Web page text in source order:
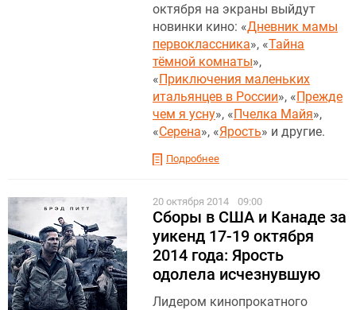
октября на экраны выйдут
новинки кино: «Дневник мамы
первоклассника», «Тайна
тёмной комнаты»,
«Приключения маленьких
итальянцев в России», «Прежде
чем я усну», «Пчелка Майя»,
«Серена», «Ярость» и другие.
Подробнее
20 октября 2014 09:00
Сборы в США и Канаде за
уикенд 17-19 октября
2014 года: Ярость
одолела исчезнувшую
Лидером кинопрокатного